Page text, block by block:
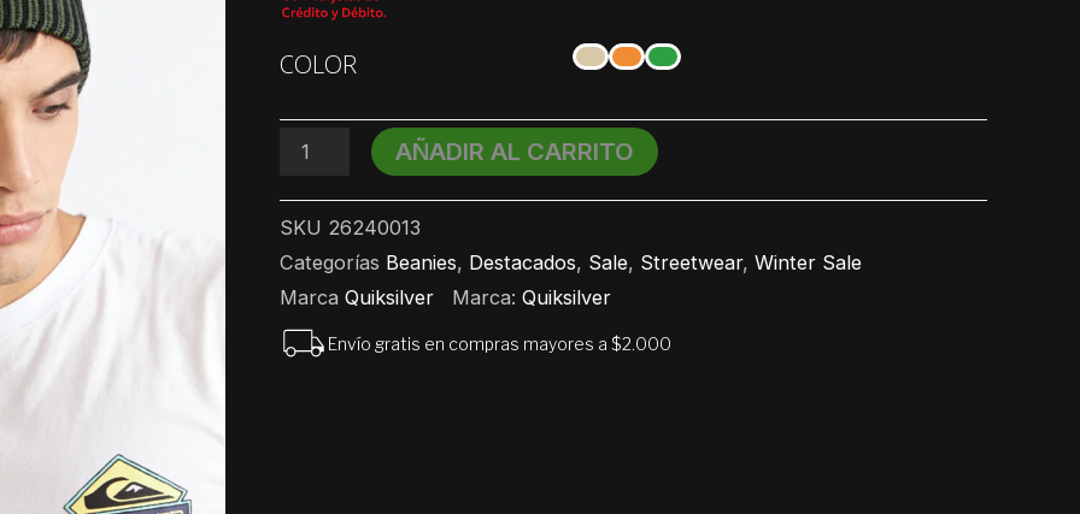
COLOR
Quiksilver
cantidad
AÑADIR AL CARRITO
SKU 26240013
Categorías Beanies, Destacados, Sale, Streetwear, Winter Sale
Marca Quiksilver Marca: Quiksilver
Envío gratis en compras mayores a $2.000